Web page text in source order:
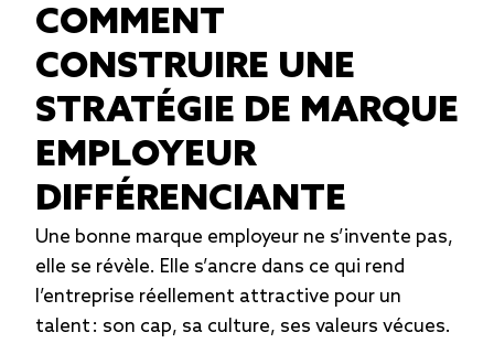
COMMENT
CONSTRUIRE UNE
STRATÉGIE DE MARQUE
EMPLOYEUR
DIFFÉRENCIANTE
Une bonne marque employeur ne s’invente pas,
elle se révèle. Elle s’ancre dans ce qui rend
l’entreprise réellement attractive pour un
talent : son cap, sa culture, ses valeurs vécues.